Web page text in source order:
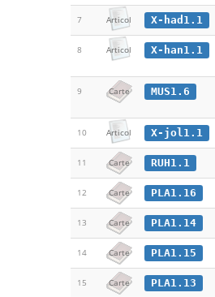
7 Articol X-had1.1
8 Articol X-han1.1
9 Carte MUS1.6
10 Articol X-jol1.1
11 Carte RUH1.1
12 Carte PLA1.16
13 Carte PLA1.14
14 Carte PLA1.15
15 Carte PLA1.13